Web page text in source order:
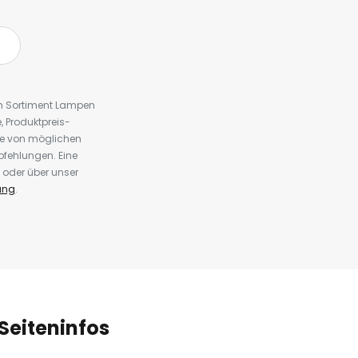
Sortiment Lampen
Produktpreis-
von möglichen
Eine
über unser
.